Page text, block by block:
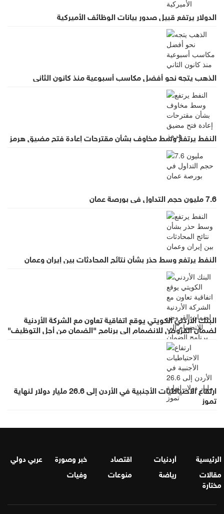
الدولار يرتفع قبيل صدور بيانات الوظائف الأميركية
الذهب يتجه نحو أفضل مكاسب أسبوعية منذ كانون الثاني
النفط يرتفع وسط مخاوف بشأن مقترحات إعادة فتح مضيق هرمز
7.6 مليون حجم التداول في بورصة عمان
النفط يرتفع وسط حذر بشأن نتائج المحادثات بين إيران وعمان
البنك الأردني الكويتي يوقع اتفاقية تعاون مع الشركة الأردنية
لضمان القروض للانضمام إلى برنامج "الضمان من أجل التوظيف"
ارتفاع الاحتياطيات الأجنبية في الأردن إلى 26.6 مليار دولار لنهاية
تموز
الرئيسية أردنيات اقتصاد خبر وصورة
عربي دولي
مقالات
مختارة
رياضة منوعات وفيات